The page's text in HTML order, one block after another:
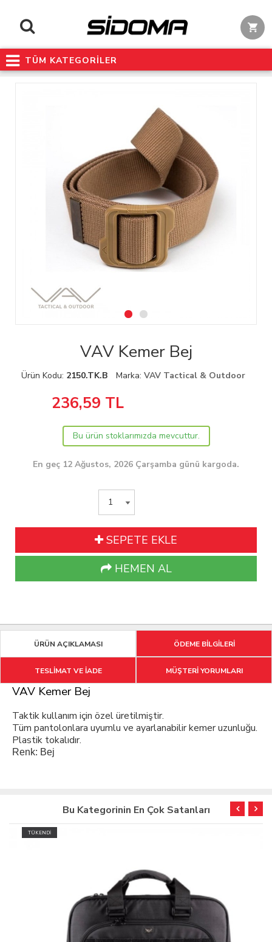
TÜM KATEGORİLER
VAV Kemer Bej
Ürün Kodu: 2150.TK.B Marka: VAV Tactical & Outdoor
236,59 TL
Bu ürün stoklarımızda mevcuttur.
En geç 12 Ağustos, 2026 Çarşamba günü kargoda.
SEPETE EKLE
HEMEN AL
ÜRÜN AÇIKLAMASI ÖDEME BİLGİLERİ
TESLİMAT VE İADE MÜŞTERİ YORUMLARI
VAV Kemer Bej
Taktik kullanım için özel üretilmiştir.
Tüm pantolonlara uyumlu ve ayarlanabilir kemer uzunluğu.
Plastik tokalıdır.
Renk: Bej
Bu Kategorinin En Çok Satanları
TÜKENDİ